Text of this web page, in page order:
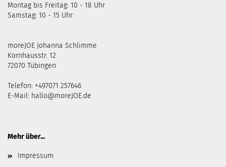
Montag bis Freitag: 10 - 18 Uhr
Samstag: 10 - 15 Uhr
moreJOE Johanna Schlimme
Kornhausstr. 12
72070 Tübingen
Telefon: +497071 257646
E-Mail: hallo@moreJOE.de
Mehr über...
Impressum